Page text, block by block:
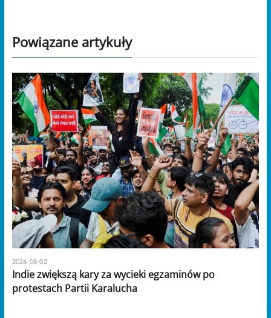
Powiązane artykuły
2026-08-02
Indie zwiększą kary za wycieki egzaminów po
protestach Partii Karalucha